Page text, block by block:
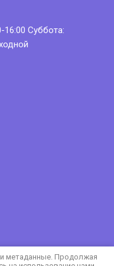
16:00 Суббота:
метаданные. Продолжая